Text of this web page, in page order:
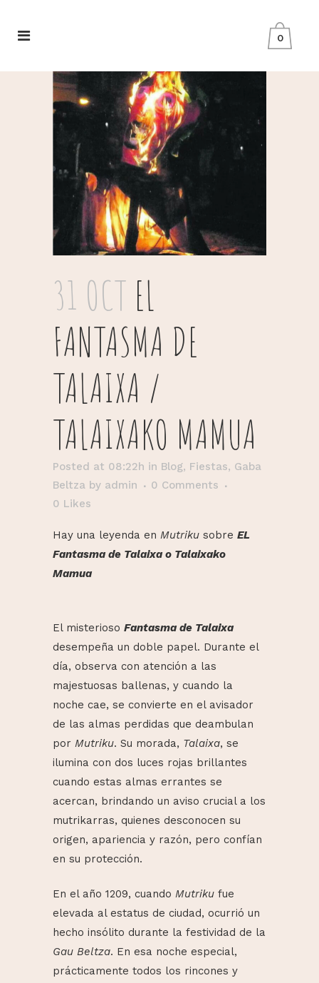
0
31 OCT EL
FANTASMA DE
TALAIXA /
TALAIXAKO MAMUA
Posted at 08:22h in Blog, Fiestas, Gaba
Beltza by admin
0 Comments
0 Likes
Hay una leyenda en Mutriku sobre EL
Fantasma de Talaixa o Talaixako
Mamua
El misterioso Fantasma de Talaixa
desempeña un doble papel. Durante el
día, observa con atención a las
majestuosas ballenas, y cuando la
noche cae, se convierte en el avisador
de las almas perdidas que deambulan
por Mutriku. Su morada, Talaixa, se
ilumina con dos luces rojas brillantes
cuando estas almas errantes se
acercan, brindando un aviso crucial a los
mutrikarras, quienes desconocen su
origen, apariencia y razón, pero confían
en su protección.
En el año 1209, cuando Mutriku fue
elevada al estatus de ciudad, ocurrió un
hecho insólito durante la festividad de la
Gau Beltza. En esa noche especial,
prácticamente todos los rincones y